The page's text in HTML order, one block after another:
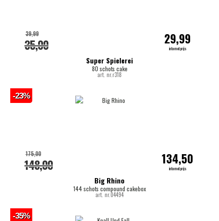
Super Spielerei
80 schots cake
art. nr.r318
35,00
39,99 29,99
internetprijs
Big Rhino
144 schots compound cakebox
art. nr.04494
148,00
175,00 134,50
internetprijs
-23%
-35%